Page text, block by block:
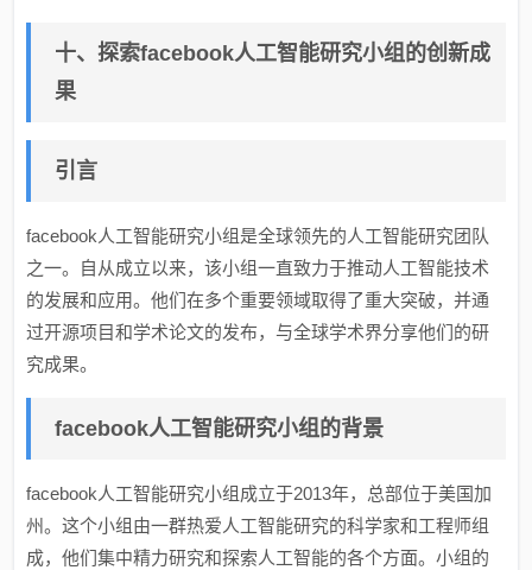
十、探索facebook人工智能研究小组的创新成
果
引言
facebook人工智能研究小组是全球领先的人工智能研究团队
之一。自从成立以来，该小组一直致力于推动人工智能技术
的发展和应用。他们在多个重要领域取得了重大突破，并通
过开源项目和学术论文的发布，与全球学术界分享他们的研
究成果。
facebook人工智能研究小组的背景
facebook人工智能研究小组成立于2013年，总部位于美国加
州。这个小组由一群热爱人工智能研究的科学家和工程师组
成，他们集中精力研究和探索人工智能的各个方面。小组的